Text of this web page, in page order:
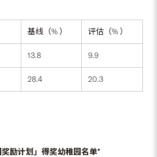
基线（% ） 评估（% ）
13.8 9.9
28.4 20.3
励计划」得奖幼稚园名单*